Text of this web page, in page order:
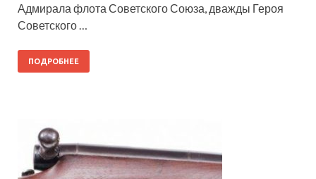
Адмирала флота Советского Союза, дважды Героя
Советского …
ПОДРОБНЕЕ